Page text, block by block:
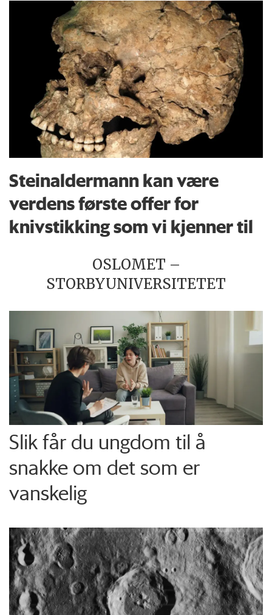
Steinaldermann kan være
verdens første offer for
knivstikking som vi kjenner til
OSLOMET –
STORBYUNIVERSITETET
Slik får du ungdom til å
snakke om det som er
vanskelig